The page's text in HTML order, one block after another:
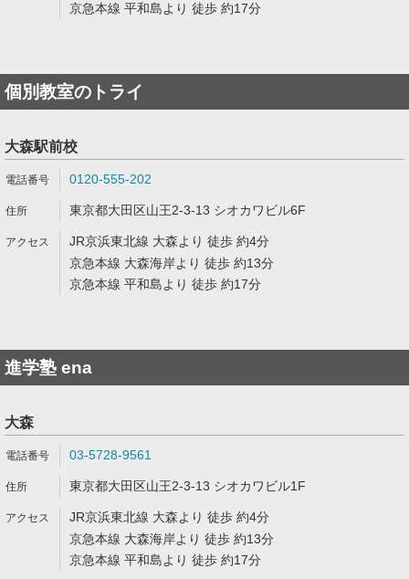
京急本線 平和島より 徒歩 約17分
個別教室のトライ
大森駅前校
0120-555-202
東京都大田区山王2-3-13 シオカワビル6F
JR京浜東北線 大森より 徒歩 約4分
京急本線 大森海岸より 徒歩 約13分
京急本線 平和島より 徒歩 約17分
進学塾 ena
大森
03-5728-9561
東京都大田区山王2-3-13 シオカワビル1F
JR京浜東北線 大森より 徒歩 約4分
京急本線 大森海岸より 徒歩 約13分
京急本線 平和島より 徒歩 約17分